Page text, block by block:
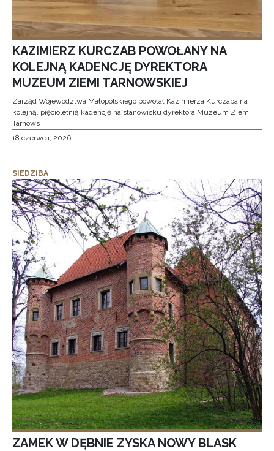
KAZIMIERZ KURCZAB POWOŁANY NA
KOLEJNĄ KADENCJĘ DYREKTORA
MUZEUM ZIEMI TARNOWSKIEJ
Zarząd Województwa Małopolskiego powołał Kazimierza Kurczaba na
kolejną, pięcioletnią kadencję na stanowisku dyrektora Muzeum Ziemi
Tarnows
18 czerwca, 2026
SIEDZIBA
ZAMEK W DĘBNIE ZYSKA NOWY BLASK